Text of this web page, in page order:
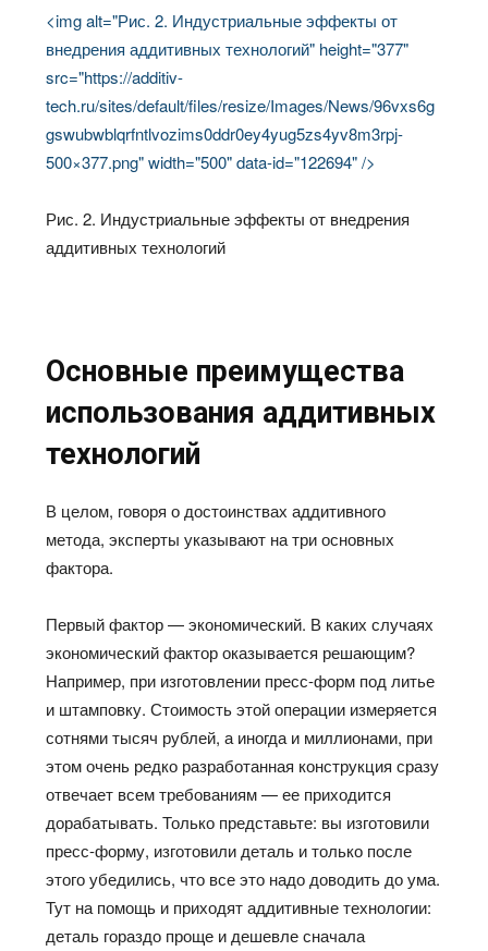
<img alt="Рис. 2. Индустриальные эффекты от
внедрения аддитивных технологий" height="377"
src="https://additiv-
tech.ru/sites/default/files/resize/Images/News/96vxs6g
gswubwblqrfntlvozims0ddr0ey4yug5zs4yv8m3rpj-
500×377.png" width="500" data-id="122694" />
Рис. 2. Индустриальные эффекты от внедрения
аддитивных технологий
Основные преимущества
использования аддитивных
технологий
В целом, говоря о достоинствах аддитивного
метода, эксперты указывают на три основных
фактора.
Первый фактор — экономический. В каких случаях
экономический фактор оказывается решающим?
Например, при изготовлении пресс-форм под литье
и штамповку. Стоимость этой операции измеряется
сотнями тысяч рублей, а иногда и миллионами, при
этом очень редко разработанная конструкция сразу
отвечает всем требованиям — ее приходится
дорабатывать. Только представьте: вы изготовили
пресс-форму, изготовили деталь и только после
этого убедились, что все это надо доводить до ума.
Тут на помощь и приходят аддитивные технологии:
деталь гораздо проще и дешевле сначала